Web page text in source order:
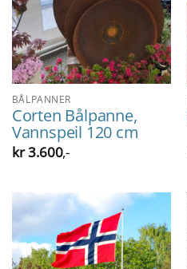
BÅLPANNER
Corten Bålpanne,
Vannspeil 120 cm
kr3.600,-